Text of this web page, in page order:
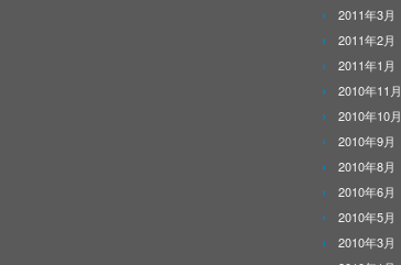
2011年3月
2011年2月
2011年1月
2010年11月
2010年10月
2010年9月
2010年8月
2010年6月
2010年5月
2010年3月